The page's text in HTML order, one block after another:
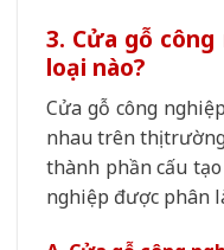
3. Cửa gỗ
loại nào?
Cửa gỗ công
nhau trên thị
thành phần cấu
nghiệp được phân